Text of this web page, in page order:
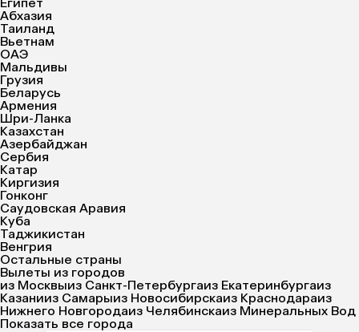
Абхазия
Таиланд
Вьетнам
ОАЭ
Мальдивы
Грузия
Беларусь
Армения
Шри-Ланка
Казахстан
Азербайджан
Сербия
Катар
Киргизия
Гонконг
Саудовская Аравия
Куба
Таджикистан
Венгрия
Остальные страны
Вылеты из городов
из Москвыиз Санкт-Петербургаиз Екатеринбургаиз
Казанииз Самарыиз Новосибирскаиз Краснодараиз
Нижнего Новгородаиз Челябинскаиз Минеральных Вод
Показать все города